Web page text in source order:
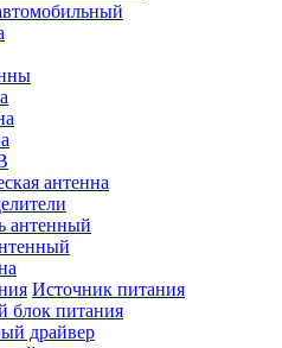
антенна
антенный
Источник питания
блок питания
драйвер